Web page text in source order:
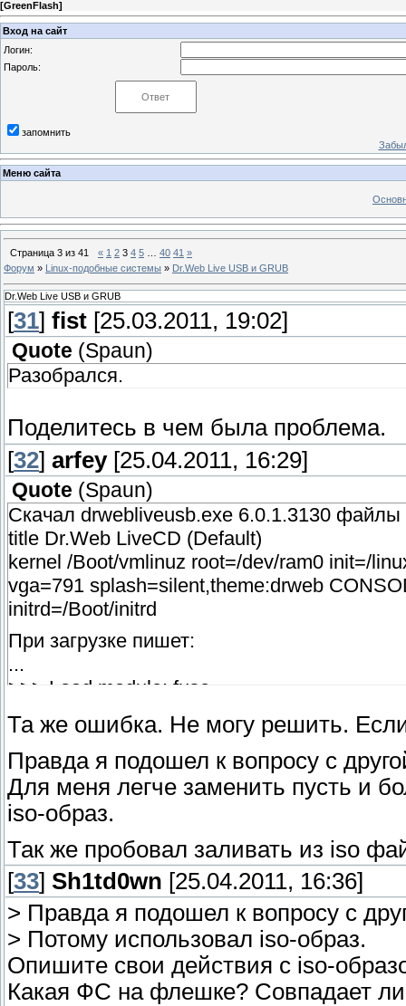
[GreenFlash]
Вход на сайт
Логин:
Пароль:
запомнить
Меню сайта
Страница 3 из 41 « 1 2 3 4 5 40 41 »
Форум » Linux-подобные системы » Dr.Web Live USB и GRUB
Dr.Web Live USB и GRUB
[31] fist [25.03.2011, 19:02]
Quote (Spaun)
Разобрался.
Поделитесь в чем была проблема.
[32] arfey[25.04.2011, 16:29]
Quote (Spaun)
Скачал drwebliveusb.exe 6.0.1.3130 файлы
title Dr.Web LiveCD (Default)
kernel /Boot/vmlinuz root=/dev/ram0 init=/
vga=791 splash=silent,theme:drweb
initrd=/Boot/initrd
При загрузке пишет:
...
>>> Load module: fuse
>>> Load module: jfs
BusyBox v1.15.3 ..... bla bla bla
Enter 'help' for a list of built-in commands.
/bin/sh: can't access tty; job control turned off
Подскажите как исправить.
Та же ошибка. Не могу решить.
Правда я подошел к вопросу с
Для меня легче заменить пусть и
iso-образ.
Так же пробовал заливать из iso
[33] Sh1td0wn [25.04.2011, 16:36]
> Правда я подошел к вопросу с
> Потому использовал iso-образ.
Опишите свои действия с iso-
Какая ФС на флешке? Совпадает ли